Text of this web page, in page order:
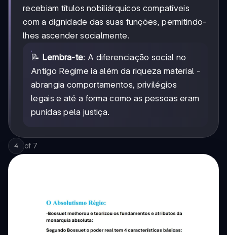
recebiam títulos nobiliárquicos compatíveis
com a dignidade das suas funções, permitindo-
lhes ascender socialmente.
📝 Lembra-te: A diferenciação social no
Antigo Regime ia além da riqueza material -
abrangia comportamentos, privilégios
legais e até a forma como as pessoas eram
punidas pela justiça.
4 of 7